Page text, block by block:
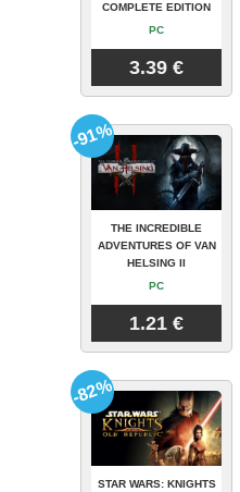
COMPLETE EDITION
PC
3.39 €
THE INCREDIBLE
ADVENTURES OF VAN
HELSING II
PC
1.21 €
-91%
STAR WARS: KNIGHTS
-82%